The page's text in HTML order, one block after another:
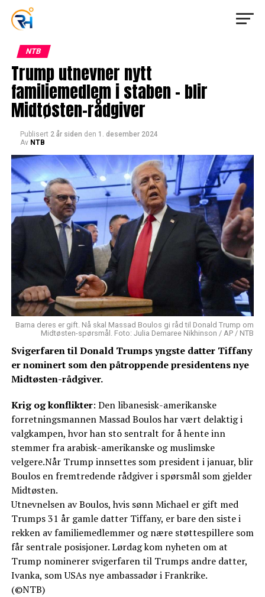
NTB
Trump utnevner nytt
familiemedlem i staben – blir
Midtøsten-rådgiver
Publisert 2 år siden den 1. desember 2024
Av NTB
Barna deres er gift. Nå skal Massad Boulos gi råd til Donald Trump om
Midtøsten-spørsmål. Foto: Julia Demaree Nikhinson / AP / NTB
Svigerfaren til Donald Trumps yngste datter Tiffany
er nominert som den påtroppende presidentens nye
Midtøsten-rådgiver.
Krig og konflikter: Den libanesisk-amerikanske
forretningsmannen Massad Boulos har vært delaktig i
valgkampen, hvor han sto sentralt for å hente inn
stemmer fra arabisk-amerikanske og muslimske
velgere.Når Trump innsettes som president i januar, blir
Boulos en fremtredende rådgiver i spørsmål som gjelder
Midtøsten.
Utnevnelsen av Boulos, hvis sønn Michael er gift med
Trumps 31 år gamle datter Tiffany, er bare den siste i
rekken av familiemedlemmer og nære støttespillere som
får sentrale posisjoner. Lørdag kom nyheten om at
Trump nominerer svigerfaren til Trumps andre datter,
Ivanka, som USAs nye ambassadør i Frankrike.
(©NTB)